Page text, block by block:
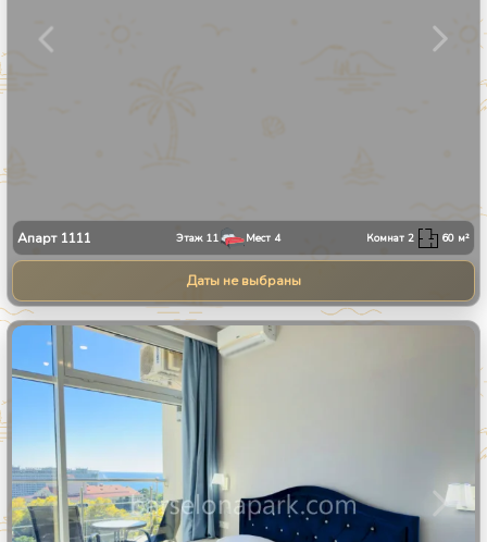
Апарт 1111 Этаж 11 Мест 4 Комнат2 60 м²
Даты не выбраны
1/8